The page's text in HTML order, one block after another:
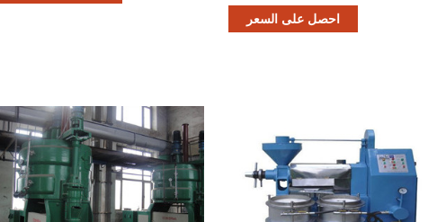
احصل على السعر